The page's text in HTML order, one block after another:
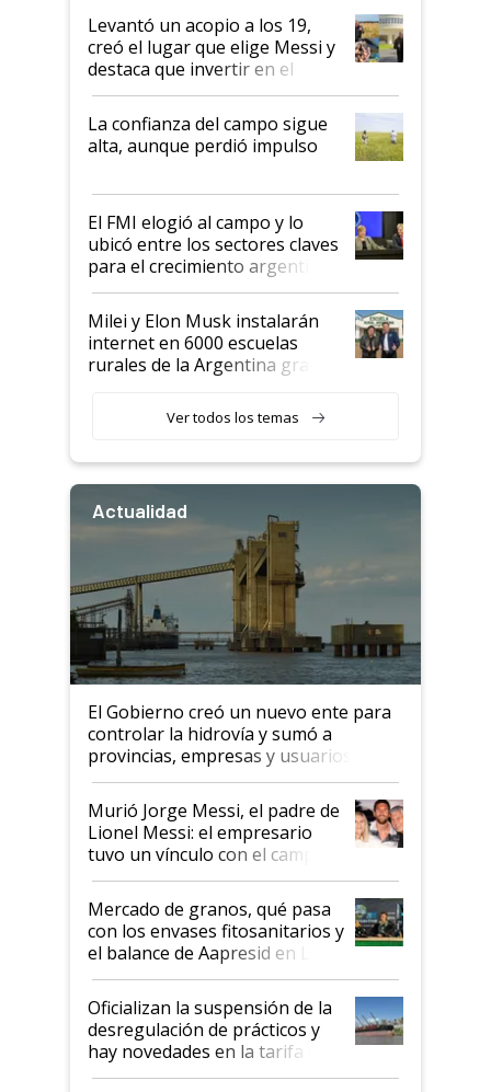
Levantó un acopio a los 19,
creó el lugar que elige Messi y
destaca que invertir en el
kirchnerismo era como "darle
plata a un hijo para droga":
Juan Félix Rossetti, el libertario
que de una dura crisis salió
de Milei
La confianza del campo sigue
alta, aunque perdió impulso
El FMI elogió al campo y lo
ubicó entre los sectores claves
para el crecimiento argentino
Milei y Elon Musk instalarán
internet en 6000 escuelas
rurales de la Argentina gracias
Ver todos los temas
Actualidad
El Gobierno creó un nuevo ente para
controlar la hidrovía y sumó a
provincias, empresas y usuarios
Murió Jorge Messi, el padre de
Lionel Messi: el empresario
tuvo un vínculo con el campo
Mercado de granos, qué pasa
con los envases fitosanitarios y
el balance de Aapresid en La
Posta
Oficializan la suspensión de la
desregulación de prácticos y
hay novedades en la tarifa de
la hidrovía